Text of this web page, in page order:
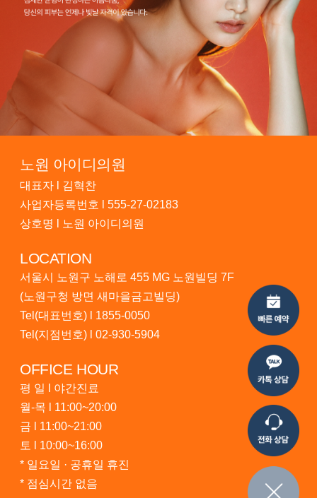
노원 아이디의원
대표자 l 김혁찬
사업자등록번호 l 555-27-02183
상호명 l 노원 아이디의원
LOCATION
서울시 노원구 노해로 455 MG 노원빌딩 7F
(노원구청 방면 새마을금고빌딩)
Tel(대표번호) l 1855-0050
Tel(지점번호) l 02-930-5904
OFFICE HOUR
평 일 l 야간진료
월-목 l 11:00~20:00
금 l 11:00~21:00
토 l 10:00~16:00
* 일요일 · 공휴일 휴진
* 점심시간 없음